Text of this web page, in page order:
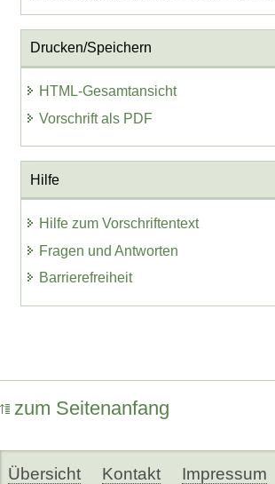
Drucken/Speichern
HTML-Gesamtansicht
Vorschrift als PDF
Hilfe
Hilfe zum Vorschriftentext
Fragen und Antworten
Barrierefreiheit
zum Seitenanfang
Übersicht Kontakt Impressum